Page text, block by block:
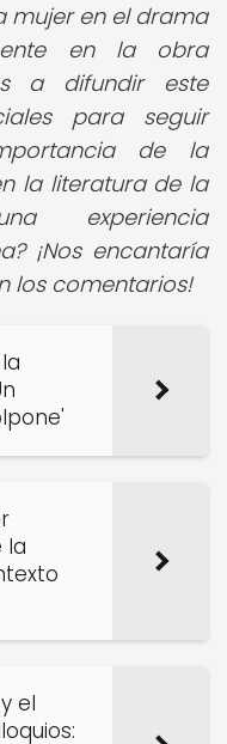
mujer en el drama
en la obra
a difundir este
para seguir
de la
la literatura de la
experiencia
¡Nos encantaría
los comentarios!
la
el